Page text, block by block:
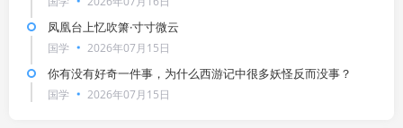
凤凰台上忆吹箫·寸寸微云
国学 2026年07月15日
你有没有好奇一件事，为什么西游记中很多妖怪反而没事？
国学 2026年07月15日